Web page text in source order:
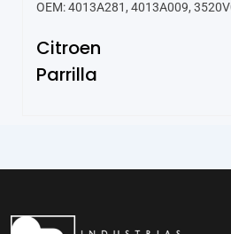
OEM: 4013A281, 4013A009,
Citroen
Parrilla